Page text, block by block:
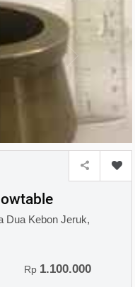
Dua Kebon Jeruk,
Rp 1.100.000